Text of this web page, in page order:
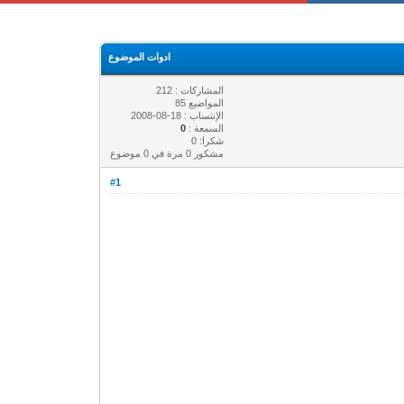
ادوات الموضوع
المشاركات : 212
المواضيع 85
الإنتساب : 18-08-2008
السمعة :0
شكرا: 0
مشكور 0 مرة في 0 موضوع
#1